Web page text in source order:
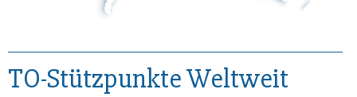
TO-Stützpunkte Weltweit